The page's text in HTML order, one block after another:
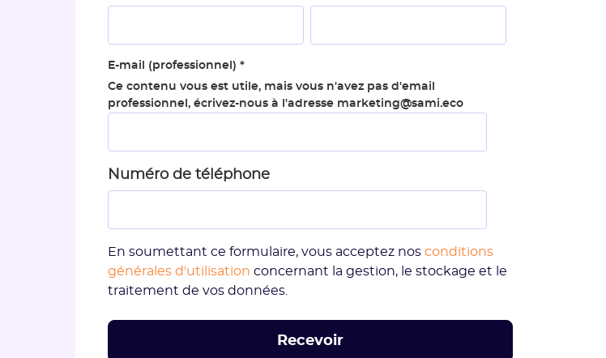
E-mail (professionnel)*
Ce contenu vous est utile, mais vous n'avez pas d'email
professionnel, écrivez-nous à l'adresse marketing@sami.eco
Numéro de téléphone
En soumettant ce formulaire, vous acceptez nosconditions
générales d'utilisation concernant la gestion, le stockage et le
traitement de vos données.